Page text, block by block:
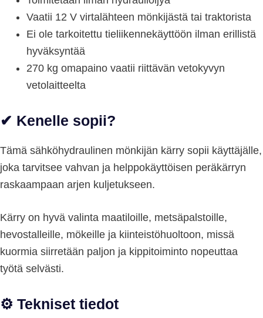
Vaatii 12 V virtalähteen mönkijästä tai traktorista
Ei ole tarkoitettu tieliikennekäyttöön ilman erillistä
hyväksyntää
270 kg omapaino vaatii riittävän vetokyvyn
vetolaitteelta
✔ Kenelle sopii?
Tämä sähköhydraulinen mönkijän kärry sopii käyttäjälle,
joka tarvitsee vahvan ja helppokäyttöisen peräkärryn
raskaampaan arjen kuljetukseen.
Kärry on hyvä valinta maatiloille, metsäpalstoille,
hevostalleille, mökeille ja kiinteistöhuoltoon, missä
kuormia siirretään paljon ja kippitoiminto nopeuttaa
työtä selvästi.
⚙️ Tekniset tiedot